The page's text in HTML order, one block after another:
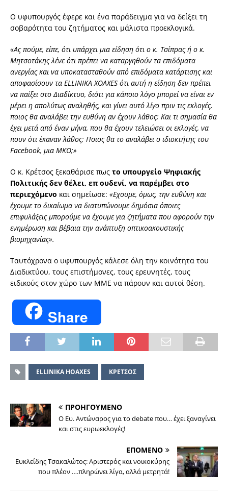
Ο υφυπουργός έφερε και ένα παράδειγμα για να δείξει τη
σοβαρότητα του ζητήματος και μάλιστα προεκλογικά.
«Ας πούμε, είπε, ότι υπάρχει μια είδηση ότι ο κ. Τσίπρας ή ο κ.
Μητσοτάκης λένε ότι πρέπει να καταργηθούν τα επιδόματα
ανεργίας και να υποκατασταθούν από επιδόματα κατάρτισης και
αποφασίσουν τα ELLINIKA XOAXES ότι αυτή η είδηση δεν πρέπει
να παίξει στο Διαδίκτυο, διότι για κάποιο λόγο μπορεί να είναι εν
μέρει η απολύτως αναληθής, και γίνει αυτό λίγο πριν τις εκλογές,
ποιος θα αναλάβει την ευθύνη αν έχουν λάθος; Και τι σημασία θα
έχει μετά από έναν μήνα, που θα έχουν τελειώσει οι εκλογές, να
πουν ότι έκαναν λάθος; Ποιος θα το αναλάβει ο ιδιοκτήτης του
Facebook, μια ΜΚΟ;»
Ο κ. Κρέτσος ξεκαθάρισε πως το υπουργείο Ψηφιακής
Πολιτικής δεν θέλει, επ ουδενί, να παρέμβει στο
περιεχόμενο και σημείωσε: «Εχουμε, όμως, την ευθύνη και
έχουμε το δικαίωμα να διατυπώνουμε δημόσια όποιες
επιφυλάξεις μπορούμε να έχουμε για ζητήματα που αφορούν την
ενημέρωση και βέβαια την ανάπτυξη οπτικοακουστικής
βιομηχανίας».
Ταυτόχρονα ο υφυπουργός κάλεσε όλη την κοινότητα του
Διαδικτύου, τους επιστήμονες, τους ερευνητές, τους
ειδικούς στον χώρο των ΜΜΕ να πάρουν και αυτοί θέση.
Share
ELLINIKA HOAXES ΚΡΕΤΣΟΣ
ΠΡΟΗΓΟΥΜΕΝΟ
Ο Ευ. Αντώναρος για το debate που… έχει ξαναγίνει
και στις ευρωεκλογές!
ΕΠΟΜΕΝΟ
Ευκλείδης Τσακαλώτος: Αριστερός και νοικοκύρης
που πλέον ….πληρώνει λίγα, αλλά μετρητά!